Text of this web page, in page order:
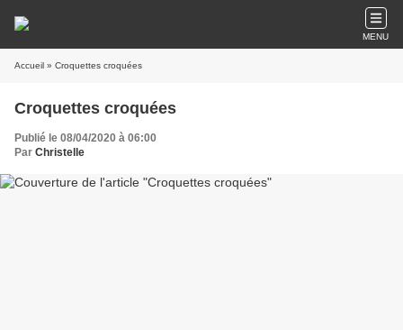
MENU
Accueil » Croquettes croquées
Croquettes croquées
Publié le 08/04/2020 à 06:00
Par Christelle